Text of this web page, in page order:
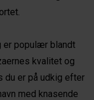
er populær blandt
kvalitet og
du er på udkig efter
med knasende